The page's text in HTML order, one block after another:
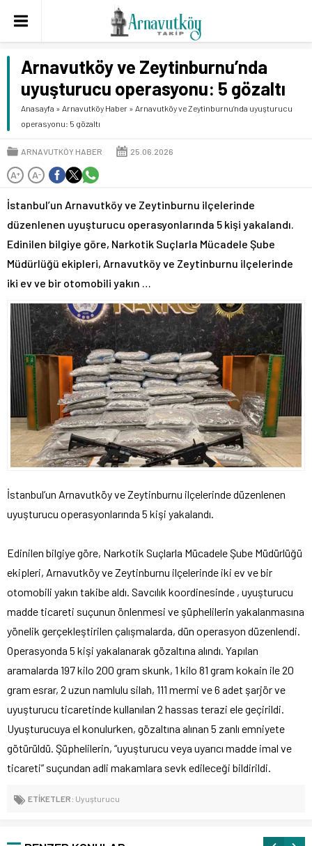
Arnavutköy ve Zeytinburnu’nda
uyuşturucu operasyonu: 5 gözaltı
Anasayfa » Arnavutköy Haber » Arnavutköy ve Zeytinburnu’nda uyuşturucu
operasyonu: 5 gözaltı
ARNAVUTKÖY HABER 25.06.2026
A+ A-
İstanbul’un Arnavutköy ve Zeytinburnu ilçelerinde
düzenlenen uyuşturucu operasyonlarında 5 kişi yakalandı.
Edinilen bilgiye göre, Narkotik Suçlarla Mücadele Şube
Müdürlüğü ekipleri, Arnavutköy ve Zeytinburnu ilçelerinde
iki ev ve bir otomobili yakın …
İstanbul’un Arnavutköy ve Zeytinburnu ilçelerinde düzenlenen
uyuşturucu operasyonlarında 5 kişi yakalandı.
Edinilen bilgiye göre, Narkotik Suçlarla Mücadele Şube Müdürlüğü
ekipleri, Arnavutköy ve Zeytinburnu ilçelerinde iki ev ve bir
otomobili yakın takibe aldı. Savcılık koordinesinde , uyuşturucu
madde ticareti suçunun önlenmesi ve şüphelilerin yakalanmasına
yönelik gerçekleştirilen çalışmalarda, dün operasyon düzenlendi.
Operasyonda 5 kişi yakalanarak gözaltına alındı. Yapılan
aramalarda 197 kilo 200 gram skunk, 1 kilo 81 gram kokain ile 20
gram esrar, 2 uzun namlulu silah, 111 mermi ve 6 adet şarjör ve
uyuşturucu ticaretinde kullanılan 2 hassas terazi ele geçirildi.
Uyuşturucuya el konulurken, gözaltına alınan 5 zanlı emniyete
götürüldü. Şüphelilerin, “uyuşturucu veya uyarıcı madde imal ve
ticareti” suçundan adli makamlara sevk edileceği bildirildi.
ETİKETLER: Uyuşturucu